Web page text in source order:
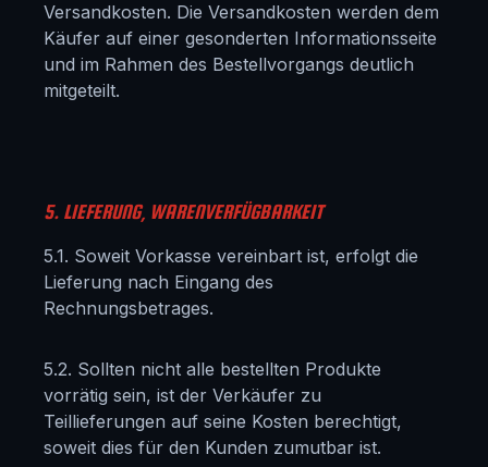
Versandkosten. Die Versandkosten werden dem
Käufer auf einer gesonderten Informationsseite
und im Rahmen des Bestellvorgangs deutlich
mitgeteilt.
5. LIEFERUNG, WARENVERFÜGBARKEIT
5.1. Soweit Vorkasse vereinbart ist, erfolgt die
Lieferung nach Eingang des
Rechnungsbetrages.
5.2. Sollten nicht alle bestellten Produkte
vorrätig sein, ist der Verkäufer zu
Teillieferungen auf seine Kosten berechtigt,
soweit dies für den Kunden zumutbar ist.